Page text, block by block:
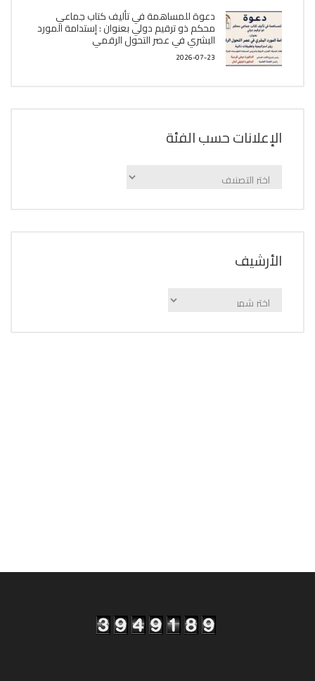
دعوة للمساهمة في تأليف كتاب جماعي
محكم ذو ترقيم دولي بعنوان : إستدامة المورد
البشري في عصر التحول الرقمي
2026-07-23
الإعلانات حسب الفئة
الإعلانات
اﻷرشيف
اﻷرشيف